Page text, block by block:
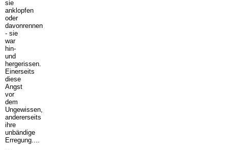
sie
anklopfen
oder
davonrennen
- sie
war
hin-
und
hergerissen.
Einerseits
diese
Angst
vor
dem
Ungewissen,
andererseits
ihre
unbändige
Erregung....